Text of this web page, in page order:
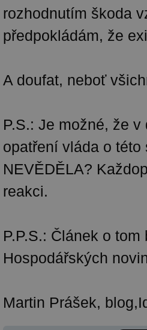
rozhodnutím škoda
předpokládám, že
A doufat, neboť
P.S.: Je možné, že
opatření vláda o
NEVĚDĚLA?
reakci.
P.P.S.: Článek o
Hospodářských
Martin Prášek,